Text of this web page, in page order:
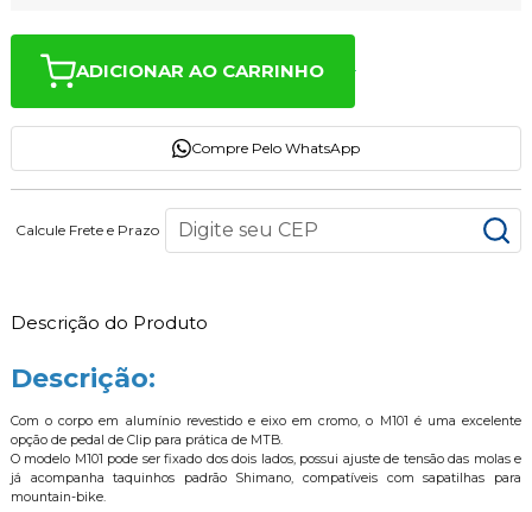
ADICIONAR AO CARRINHO
Compre Pelo WhatsApp
Calcule Frete e Prazo
Descrição do Produto
Descrição:
Com o corpo em alumínio revestido e eixo em cromo, o M101 é uma excelente
opção de pedal de Clip para prática de MTB.
O modelo M101 pode ser fixado dos dois lados, possui ajuste de tensão das molas e
já acompanha taquinhos padrão Shimano, compatíveis com sapatilhas para
mountain-bike.